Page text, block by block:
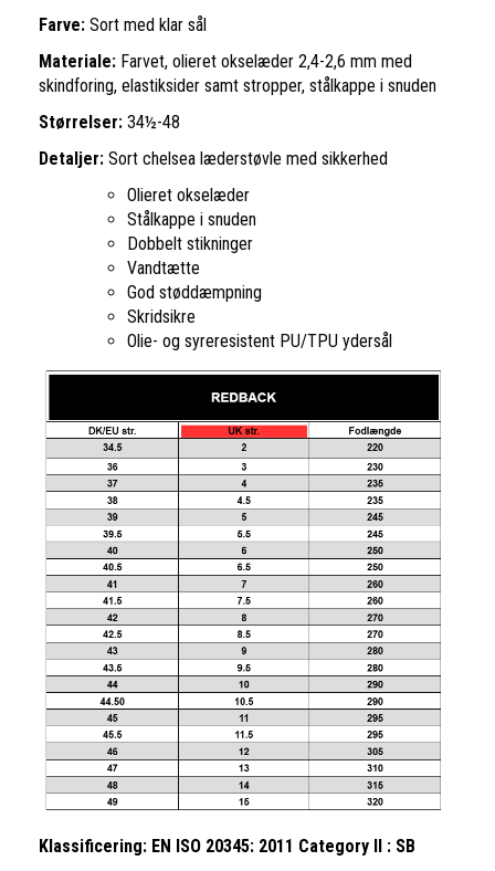
Farve: Sort med klar sål
Materiale: Farvet, olieret okselæder 2,4-2,6 mm med
skindforing, elastiksider samt stropper, stålkappe i snuden
Størrelser: 34½-48
Detaljer: Sort chelsea læderstøvle med sikkerhed
Olieret okselæder
Stålkappe i snuden
Dobbelt stikninger
Vandtætte
God støddæmpning
Skridsikre
Olie- og syreresistent PU/TPU ydersål
Klassificering: EN ISO 20345: 2011 Category II : SB